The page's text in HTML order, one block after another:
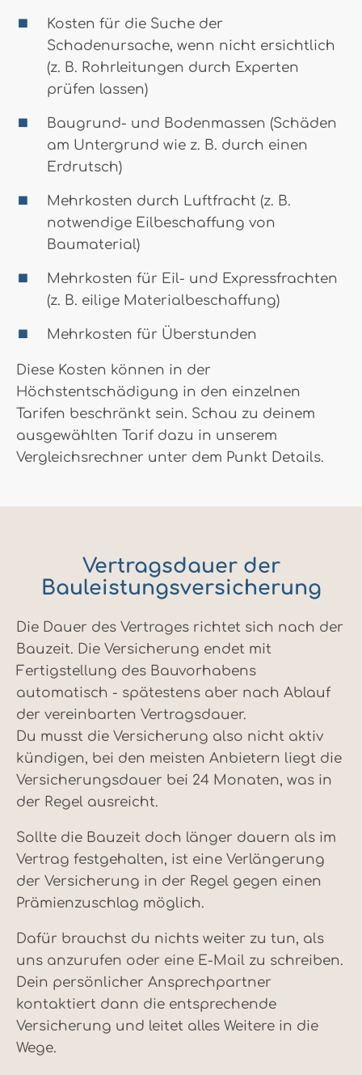
Kosten für die Suche der
Schadenursache, wenn nicht ersichtlich
(z. B. Rohrleitungen durch Experten
prüfen lassen)
Baugrund- und Bodenmassen (Schäden
am Untergrund wie z. B. durch einen
Erdrutsch)
Mehrkosten durch Luftfracht (z. B.
notwendige Eilbeschaffung von
Baumaterial)
Mehrkosten für Eil- und Expressfrachten
(z. B. eilige Materialbeschaffung)
Mehrkosten für Überstunden
Diese Kosten können in der
Höchstentschädigung in den einzelnen
Tarifen beschränkt sein. Schau zu deinem
ausgewählten Tarif dazu in unserem
Vergleichsrechner unter dem Punkt Details.
Vertragsdauer der
Bauleistungsversicherung
Die Dauer des Vertrages richtet sich nach der
Bauzeit. Die Versicherung endet mit
Fertigstellung des Bauvorhabens
automatisch - spätestens aber nach Ablauf
der vereinbarten Vertragsdauer.
Du musst die Versicherung also nicht aktiv
kündigen, bei den meisten Anbietern liegt die
Versicherungsdauer bei 24 Monaten, was in
der Regel ausreicht.
Sollte die Bauzeit doch länger dauern als im
Vertrag festgehalten, ist eine Verlängerung
der Versicherung in der Regel gegen einen
Prämienzuschlag möglich.
Dafür brauchst du nichts weiter zu tun, als
uns anzurufen oder eine E-Mail zu schreiben.
Dein persönlicher Ansprechpartner
kontaktiert dann die entsprechende
Versicherung und leitet alles Weitere in die
Wege.